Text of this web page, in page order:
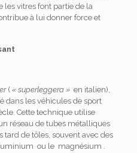
les vitres font partie de la
à lui donner force et
( « superleggera »en italien),
dans les véhicules de sport
Cette technique utilise
réseau de tubes métalliques
tard de tôles, souvent avec des
ou le magnésium .